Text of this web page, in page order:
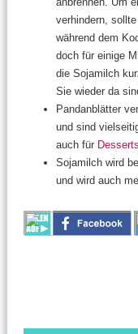
verhindern,
während dem
doch für einige
die Sojamilch
Sie wieder da
Pandanblätter
und sind
auch für Desserts
Sojamilch wird
und wird auch